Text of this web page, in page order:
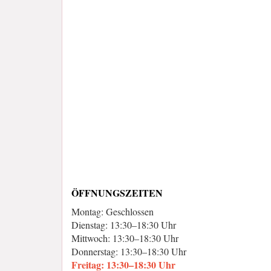
ÖFFNUNGSZEITEN
Montag: Geschlossen
Dienstag: 13:30–18:30 Uhr
Mittwoch: 13:30–18:30 Uhr
Donnerstag: 13:30–18:30 Uhr
Freitag: 13:30–18:30 Uhr